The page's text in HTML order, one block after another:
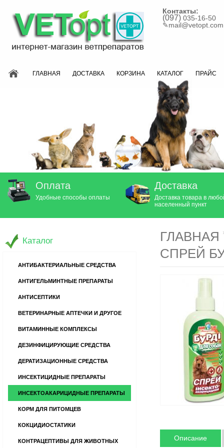
Контакты:
(097) 035-16-50
✎mail@vetopt.com
ГЛАВНАЯ ДОСТАВКА КОРЗИНА КАТАЛОГ ПРАЙС
Оплата
Удобные способы оплаты
Доставка
Доставка товара в
населенный пункт
ГЛАВНАЯ
СПРЕЙ
Описание
Каталог
АНТИБАКТЕРИАЛЬНЫЕ СРЕДСТВА
АНТИГЕЛЬМИНТНЫЕ ПРЕПАРАТЫ
АНТИСЕПТИКИ
ВЕТЕРИНАРНЫЕ АПТЕЧКИ И ДРУГОЕ
ВИТАМИННЫЕ КОМПЛЕКСЫ
ДЕЗИНФИЦИРУЮЩИЕ СРЕДСТВА
ДЕРАТИЗАЦИОННЫЕ СРЕДСТВА
ИНСЕКТИЦИДНЫЕ ПРЕПАРАТЫ
ИНСЕКТОАКАРИЦИДНЫЕ ПРЕПАРАТЫ
КОРМ ДЛЯ ПИТОМЦЕВ
КОКЦИДИОСТАТИКИ
КОНТРАЦЕПТИВЫ ДЛЯ ЖИВОТНЫХ